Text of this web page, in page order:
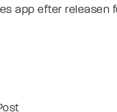
app efter releasen